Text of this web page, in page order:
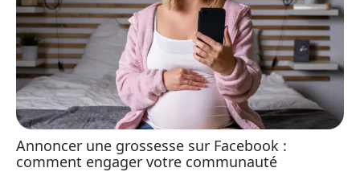
Annoncer une grossesse sur Facebook :
comment engager votre communauté